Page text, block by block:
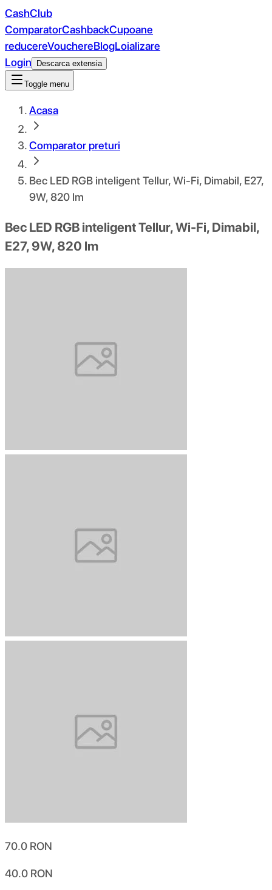
CashClub
ComparatorCashbackCupoane
reducereVouchereBlogLoializare
Login
Descarca extensia
Toggle menu
Acasa
Comparator preturi
Bec LED RGB inteligent Tellur, Wi-Fi, Dimabil, E27,
9W, 820 lm
Bec LED RGB inteligent Tellur, Wi-Fi, Dimabil,
E27, 9W, 820 lm
70.0 RON
40.0 RON